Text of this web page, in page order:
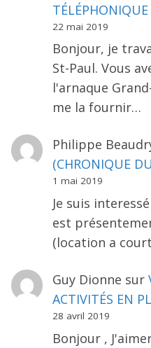
TÉLÉPHONIQUE
22 mai 2019
Bonjour, je
St-Paul. Vous
l'arnaque
me la fournir…
Philippe
(CHRONIQUE
1 mai 2019
Je suis
est
(location a
Guy Dionne sur
ACTIVITÉS EN
28 avril 2019
Bonjour ,